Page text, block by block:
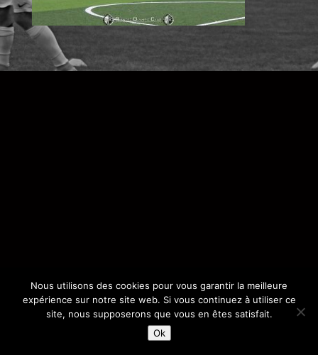
Nous utilisons des cookies pour vous garantir la meilleure
expérience sur notre site web. Si vous continuez à utiliser ce
site, nous supposerons que vous en êtes satisfait.
Ok